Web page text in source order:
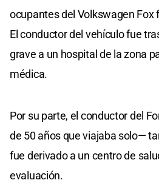
ocupantes del Volkswagen Fox
El conductor del vehículo fue
grave a un hospital de la zona
médica.
Por su parte, el conductor del
de 50 años que viajaba solo—
fue derivado a un centro de
evaluación.